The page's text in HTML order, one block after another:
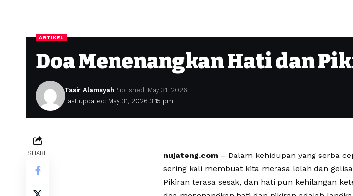
ARTIKEL
Doa Menenangkan Hati dan
Last updated: May 31, 2026 3:15 pm
Tasir AlamsyahPublished: May 31, 2026
SHARE nujateng.com – ​Dalam kehidupan yang serba
sering kali membuat kita merasa lelah dan
Pikiran terasa sesak, dan hati pun kehilangan